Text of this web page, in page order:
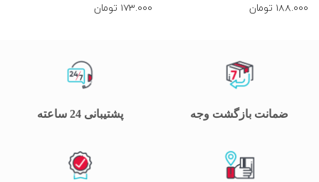
188.000تومان
173.000تومان
ضمانت بازگشت وجه پشتیبانی 24 ساعته